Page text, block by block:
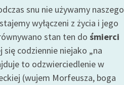
Deklaracja dostępności
snu nie używamy naszego
wyłączeni z życia i jego
stan ten do śmierci
się codziennie niejako „na
to odzwierciedlenie w
(wujem Morfeusza, boga